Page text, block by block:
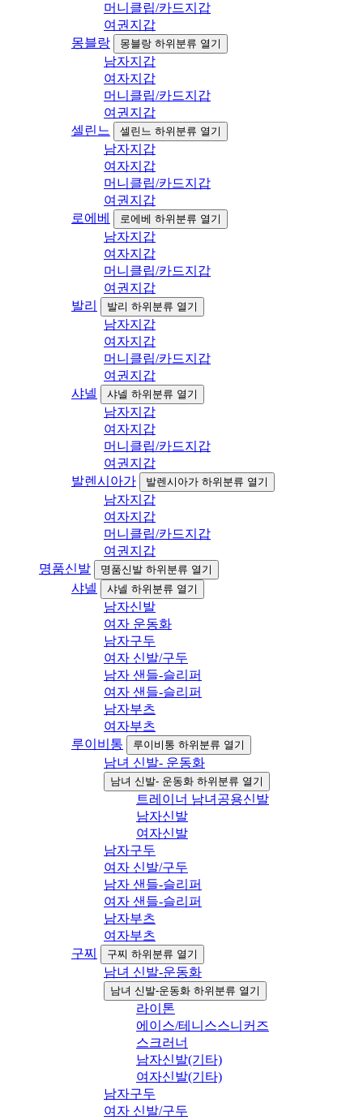
머니클립/카드지갑
여권지갑
몽블랑
몽블랑 하위분류 열기
남자지갑
여자지갑
머니클립/카드지갑
여권지갑
셀린느
셀린느 하위분류 열기
남자지갑
여자지갑
머니클립/카드지갑
여권지갑
로에베
로에베 하위분류 열기
남자지갑
여자지갑
머니클립/카드지갑
여권지갑
발리
발리 하위분류 열기
남자지갑
여자지갑
머니클립/카드지갑
여권지갑
샤넬
샤넬 하위분류 열기
남자지갑
여자지갑
머니클립/카드지갑
여권지갑
발렌시아가
발렌시아가 하위분류 열기
남자지갑
여자지갑
머니클립/카드지갑
여권지갑
명품신발
명품신발 하위분류 열기
샤넬 샤넬 하위분류 열기
남자신발
여자 운동화
남자구두
여자 신발/구두
남자 샌들-슬리퍼
여자 샌들-슬리퍼
남자부츠
여자부츠
루이비통
루이비통 하위분류 열기
남녀 신발- 운동화
남녀 신발- 운동화 하위분류 열기
트레이너 남녀공용신발
남자신발
여자신발
남자구두
여자 신발/구두
남자 샌들-슬리퍼
여자 샌들-슬리퍼
남자부츠
여자부츠
구찌
구찌 하위분류 열기
남녀 신발-운동화
남녀 신발-운동화 하위분류 열기
라이톤
에이스/테니스스니커즈
스크러너
남자신발(기타)
여자신발(기타)
남자구두
여자 신발/구두